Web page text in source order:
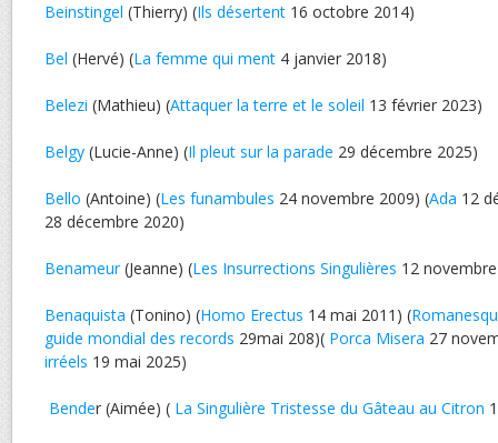
Beinstingel (Thierry) (Ils désertent 16 octobre 2014)
Bel (Hervé) (La femme qui ment 4 janvier 2018)
Belezi (Mathieu) (Attaquer la terre et le soleil 13 février 2023)
Belgy (Lucie-Anne) (Il pleut sur la parade 29 décembre 2025)
Bello (Antoine) (Les funambules 24 novembre 2009) (Ada 12
28 décembre 2020)
Benameur(Jeanne) (Les Insurrections Singulières 12
Benaquista (Tonino) (Homo Erectus 14 mai 2011) (
guide mondial des records 29mai 208)( Porca Misera 27
irréels 19 mai 2025)
Bender (Aimée) ( La Singulière Tristesse du Gâteau au Citron